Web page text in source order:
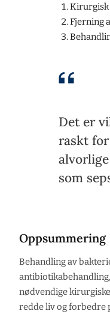
Kirurgisk
Fjerning
Det er
raskt
som
Oppsummering
Behandling av
nødvendige
redde liv og forbedre